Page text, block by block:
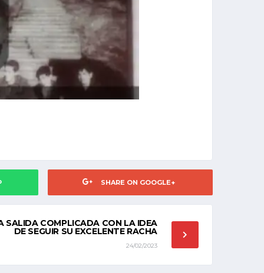
SHARE ON GOOGLE+
SALIDA COMPLICADA CON LA IDEA
DE SEGUIR SU EXCELENTE RACHA
24/02/2023